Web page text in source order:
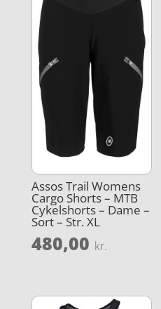
Assos Trail Womens
Cargo Shorts – MTB
Cykelshorts – Dame –
Sort – Str. XL
480,00 kr.